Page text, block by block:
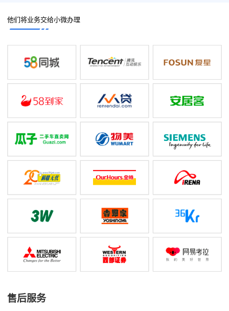
他们将业务交给小微办理
售后服务